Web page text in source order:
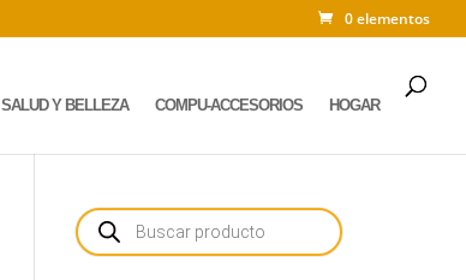
0 elementos
SALUD Y BELLEZA COMPU-ACCESORIOS HOGAR
Búsqueda
de
productos